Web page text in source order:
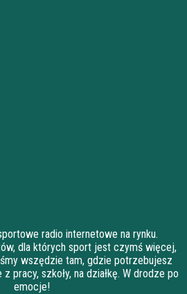
radio internetowe na rynku.
dla których sport jest czymś więcej,
wszędzie tam, gdzie potrzebujesz
pracy, szkoły, na działkę. W drodze po
emocje!